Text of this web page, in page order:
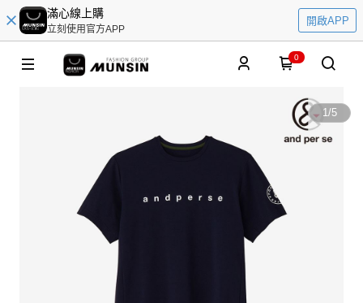
滿心線上購
立刻使用官方APP
開啟APP
0
1/5